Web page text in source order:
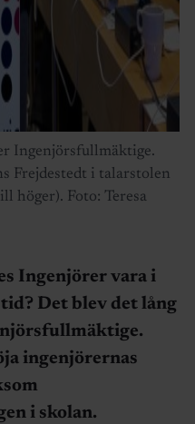
Ingenjörsfullmäktige.
Frejdestedt i talarstolen
höger). Foto: Teresa
Ingenjörer vara i
Det blev det lång
ingenjörernas
i skolan.